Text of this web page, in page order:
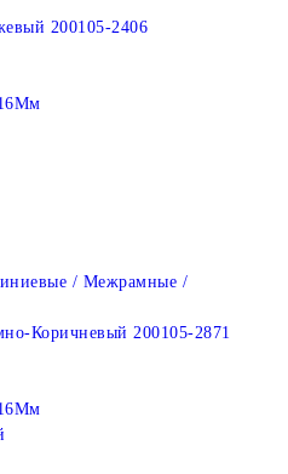
200105-2406
/ Межрамные /
Коричневый 200105-2871